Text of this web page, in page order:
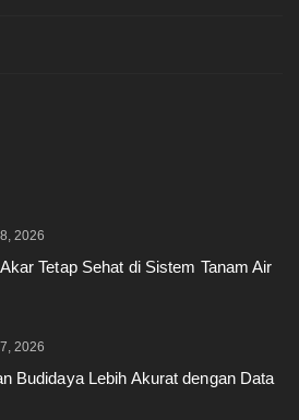
2026
Tetap Sehat di Sistem Tanam Air
2026
Budidaya Lebih Akurat dengan Data